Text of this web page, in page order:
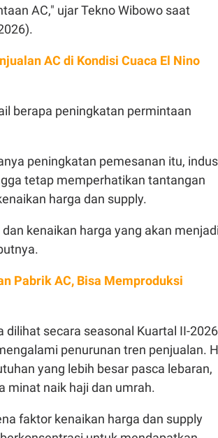
AC," ujar Tekno Wibowo saat
AC di Kondisi Cuaca El Nino
berapa peningkatan permintaan
peningkatan pemesanan itu,
tetap memperhatikan tantangan
harga dan supply.
kenaikan harga yang akan menjadi
Pabrik AC, Bisa Memproduksi
secara seasonal Kuartal II-
penurunan tren penjualan.
yang lebih besar pasca lebaran,
minat naik haji dan umrah.
faktor kenaikan harga dan supply